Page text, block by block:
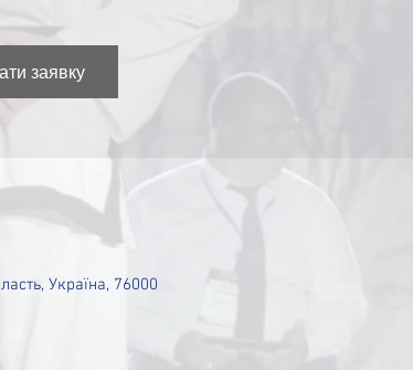
заявку
Україна, 76000